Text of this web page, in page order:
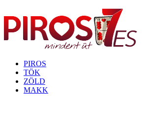
PIROS
TÖK
ZÖLD
MAKK